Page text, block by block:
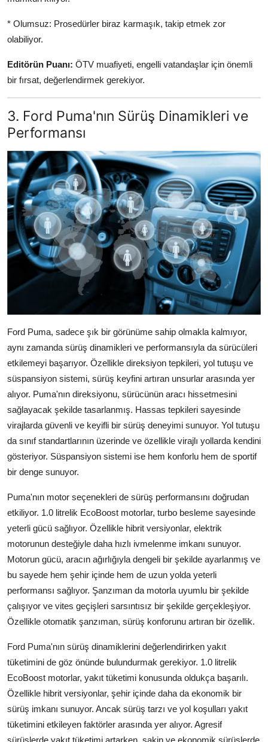
* Olumsuz: Prosedürler biraz karmaşık, takip etmek zor
olabiliyor.
Editörün Puanı: ÖTV muafiyeti, engelli vatandaşlar için önemli
bir fırsat, değerlendirmek gerekiyor.
3. Ford Puma'nın Sürüş Dinamikleri ve
Performansı
Ford Puma, sadece şık bir görünüme sahip olmakla kalmıyor,
aynı zamanda sürüş dinamikleri ve performansıyla da sürücüleri
etkilemeyi başarıyor. Özellikle direksiyon tepkileri, yol tutuşu ve
süspansiyon sistemi, sürüş keyfini artıran unsurlar arasında yer
alıyor. Puma'nın direksiyonu, sürücünün aracı hissetmesini
sağlayacak şekilde tasarlanmış. Hassas tepkileri sayesinde
virajlarda güvenli ve keyifli bir sürüş deneyimi sunuyor. Yol tutuşu
da sınıf standartlarının üzerinde ve özellikle virajlı yollarda kendini
gösteriyor. Süspansiyon sistemi ise hem konforlu hem de sportif
bir denge sunuyor.
Puma'nın motor seçenekleri de sürüş performansını doğrudan
etkiliyor. 1.0 litrelik EcoBoost motorlar, turbo besleme sayesinde
yeterli gücü sağlıyor. Özellikle hibrit versiyonlar, elektrik
motorunun desteğiyle daha hızlı ivmelenme imkanı sunuyor.
Motorun gücü, aracın ağırlığıyla dengeli bir şekilde ayarlanmış ve
bu sayede hem şehir içinde hem de uzun yolda yeterli
performansı sağlıyor. Şanzıman da motorla uyumlu bir şekilde
çalışıyor ve vites geçişleri sarsıntısız bir şekilde gerçekleşiyor.
Özellikle otomatik şanzıman, sürüş konforunu artıran bir özellik.
Ford Puma'nın sürüş dinamiklerini değerlendirirken yakıt
tüketimini de göz önünde bulundurmak gerekiyor. 1.0 litrelik
EcoBoost motorlar, yakıt tüketimi konusunda oldukça başarılı.
Özellikle hibrit versiyonlar, şehir içinde daha da ekonomik bir
sürüş imkanı sunuyor. Ancak sürüş tarzı ve yol koşulları yakıt
tüketimini etkileyen faktörler arasında yer alıyor. Agresif